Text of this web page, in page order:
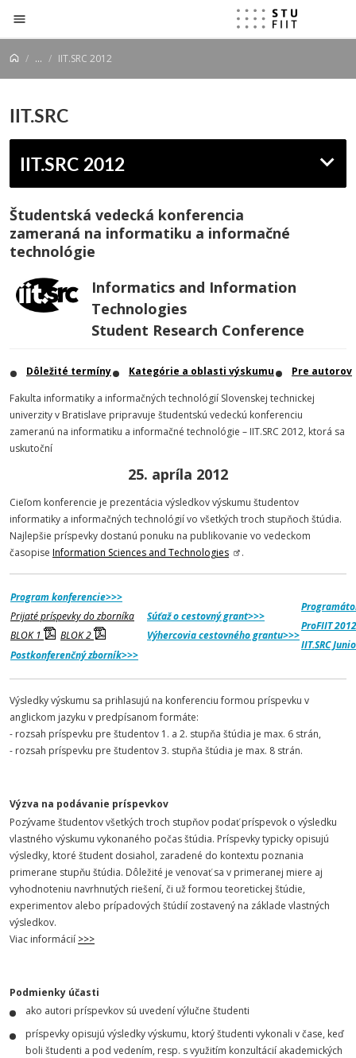
Prejsť na obsah
... IIT.SRC 2012
IIT.SRC
IIT.SRC 2012
Študentská vedecká konferencia
zameraná na informatiku a informačné
technológie
Informatics and Information
Technologies
Student Research Conference
Dôležité termíny Kategórie a oblasti výskumu
Pre autorov
Fakulta informatiky a informačných technológií Slovenskej technickej
univerzity v Bratislave pripravuje študentskú vedeckú konferenciu
zameranú na informatiku a informačné technológie – IIT.SRC 2012, ktorá sa
uskutoční
25. apríla 2012
Cieľom konferencie je prezentácia výsledkov výskumu študentov
informatiky a informačných technológií vo všetkých troch stupňoch štúdia.
Najlepšie príspevky dostanú ponuku na publikovanie vo vedeckom
časopise Information Sciences and Technologies .
Program konferencie>>>
Prijaté príspevky do zborníka
BLOK 1
BLOK 2
Postkonferenčný zborník>>>
Súťaž o cestovný grant>>>
Výhercovia cestovného grantu>>>
ProFIIT
IIT.SRC
Výsledky výskumu sa prihlasujú na konferenciu formou príspevku v
anglickom jazyku v predpísanom formáte:
- rozsah príspevku pre študentov 1. a 2. stupňa štúdia je max. 6 strán,
- rozsah príspevku pre študentov 3. stupňa štúdia je max. 8 strán.
Výzva na podávanie príspevkov
Pozývame študentov všetkých troch stupňov podať príspevok o výsledku
vlastného výskumu vykonaného počas štúdia. Príspevky typicky opisujú
výsledky, ktoré študent dosiahol, zaradené do kontextu poznania
primerane stupňu štúdia. Dôležité je venovať sa v primeranej miere aj
vyhodnoteniu navrhnutých riešení, či už formou teoretickej štúdie,
experimentov alebo prípadových štúdií zostavený na základe vlastných
výsledkov.
Viac informácií >>>
Podmienky účasti
ako autori príspevkov sú uvedení výlučne študenti
príspevky opisujú výsledky výskumu, ktorý študenti vykonali v čase, keď
boli študenti a pod vedením, resp. s využitím konzultácií akademických